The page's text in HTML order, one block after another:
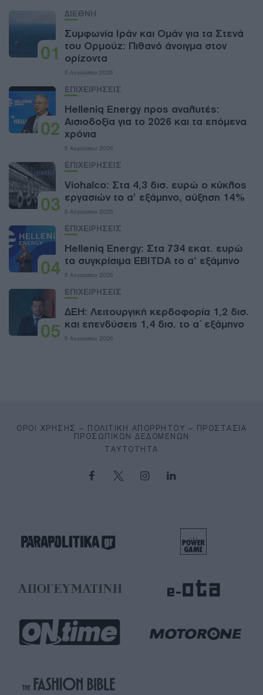
01
ΔΙΕΘΝΗ
Συμφωνία Ιράν και Ομάν για τα Στενά
του Ορμούζ: Πιθανό άνοιγμα στον
ορίζοντα
5 Αυγούστου 2026
02
ΕΠΙΧΕΙΡΗΣΕΙΣ
Helleniq Energy προς αναλυτές:
Αισιοδοξία για το 2026 και τα επόμενα
χρόνια
5 Αυγούστου 2026
03
ΕΠΙΧΕΙΡΗΣΕΙΣ
Viohalco: Στα 4,3 δισ. ευρώ ο κύκλος
εργασιών το α’ εξάμηνο, αύξηση 14%
5 Αυγούστου 2026
04
ΕΠΙΧΕΙΡΗΣΕΙΣ
Helleniq Energy: Στα 734 εκατ. ευρώ
τα συγκρίσιμα EBITDA το α’ εξάμηνο
5 Αυγούστου 2026
05
ΕΠΙΧΕΙΡΗΣΕΙΣ
ΔΕΗ: Λειτουργική κερδοφορία 1,2 δισ.
και επενδύσεις 1,4 δισ. το α΄ εξάμηνο
5 Αυγούστου 2026
ΌΡΟΙ ΧΡΉΣΗΣ – ΠΟΛΙΤΙΚΉ ΑΠΟΡΡΉΤΟΥ – ΠΡΟΣΤΑΣΊΑ
ΠΡΟΣΩΠΙΚΏΝ ΔΕΔΟΜΈΝΩΝ
ΤΑΥΤΌΤΗΤΑ